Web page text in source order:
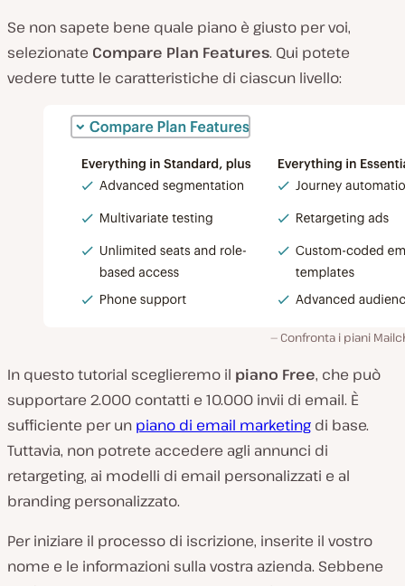
Se non sapete bene quale piano è giusto per voi,
selezionate Compare Plan Features. Qui potete
vedere tutte le caratteristiche di ciascun livello:
Confronta i piani
In questo tutorial sceglieremo il piano Free, che può
supportare 2.000 contatti e 10.000 invii di email. È
sufficiente per un piano di email marketing di base.
Tuttavia, non potrete accedere agli annunci di
retargeting, ai modelli di email personalizzati e al
branding personalizzato.
Per iniziare il processo di iscrizione, inserite il vostro
nome e le informazioni sulla vostra azienda. Sebbene